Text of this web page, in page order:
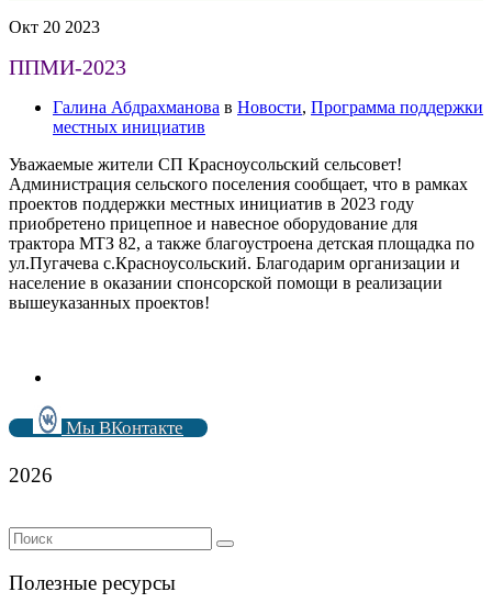
Окт 20 2023
ППМИ-2023
Галина Абдрахманова в Новости, Программа поддержки
местных инициатив
Уважаемые жители СП Красноусольский сельсовет!
Администрация сельского поселения сообщает, что в рамках
проектов поддержки местных инициатив в 2023 году
приобретено прицепное и навесное оборудование для
трактора МТЗ 82, а также благоустроена детская площадка по
ул.Пугачева с.Красноусольский. Благодарим организации и
население в оказании спонсорской помощи в реализации
вышеуказанных проектов!
Мы ВКонтакте
2026
Полезные ресурсы